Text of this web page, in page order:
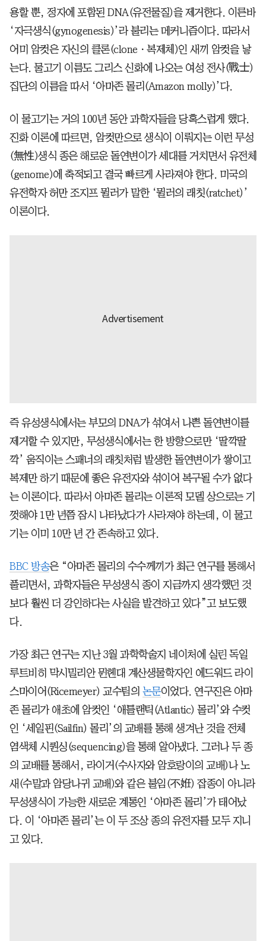
용할 뿐, 정자에 포함된 DNA(유전물질)을 제거한다. 이른바
‘자극생식(gynogenesis)’라 불리는 메커니즘이다. 따라서
어미 암컷은 자신의 클론(cloneㆍ복제체)인 새끼 암컷을 낳
는다. 물고기 이름도 그리스 신화에 나오는 여성 전사(戰士)
집단의 이름을 따서 ‘아마존 몰리(Amazon molly)’다.
이 물고기는 거의 100년 동안 과학자들을 당혹스럽게 했다.
진화 이론에 따르면, 암컷만으로 생식이 이뤄지는 이런 무성
(無性)생식 종은 해로운 돌연변이가 세대를 거치면서 유전체
(genome)에 축적되고 결국 빠르게 사라져야 한다. 미국의
유전학자 허만 조지프 뮐러가 말한 ‘뮐러의 래칫(ratchet)’
이론이다.
즉 유성생식에서는 부모의 DNA가 섞여서 나쁜 돌연변이를
제거할 수 있지만, 무성생식에서는 한 방향으로만 ‘딸깍딸
깍’ 움직이는 스패너의 래칫처럼 발생한 돌연변이가 쌓이고
복제만 하기 때문에 좋은 유전자와 섞이어 복구될 수가 없다
는 이론이다. 따라서 아마존 몰리는 이론적 모델 상으로는 기
껏해야 1만 년쯤 잠시 나타났다가 사라져야 하는데, 이 물고
기는 이미 10만 년 간 존속하고 있다.
BBC 방송은 “아마존 몰리의 수수께끼가 최근 연구를 통해서
풀리면서, 과학자들은 무성생식 종이 지금까지 생각했던 것
보다 훨씬 더 강인하다는 사실을 발견하고 있다”고 보도했
다.
가장 최근 연구는 지난 3월 과학학술지 네이처에 실린 독일
루트비히 막시밀리안 뮌헨대 계산생물학자인 에드워드 라이
스마이어(Ricemeyer) 교수팀의 논문이었다. 연구진은 아마
존 몰리가 애초에 암컷인 ‘애틀랜틱(Atlantic) 몰리’와 수컷
인 ‘세일핀(Sailfin) 몰리’의 교배를 통해 생겨난 것을 전체
염색체 시퀀싱(sequencing)을 통해 알아냈다. 그러나 두 종
의 교배를 통해서, 라이거(수사자와 암호랑이의 교배)나 노
새(수말과 암당나귀 교배)와 같은 불임(不姙) 잡종이 아니라
무성생식이 가능한 새로운 계통인 ‘아마존 몰리’가 태어났
다. 이 ‘아마존 몰리’는 이 두 조상 종의 유전자를 모두 지니
고 있다.